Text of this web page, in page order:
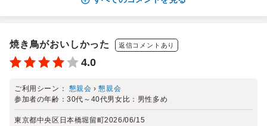
焼き鳥がおいしかった 返信コメントあり
4.0
ご利用シーン： 懇親会 ›懇親会
参加者の年齢：30代～40代男女比： 男性多め
東京都中央区日本橋堀留町2026/06/15